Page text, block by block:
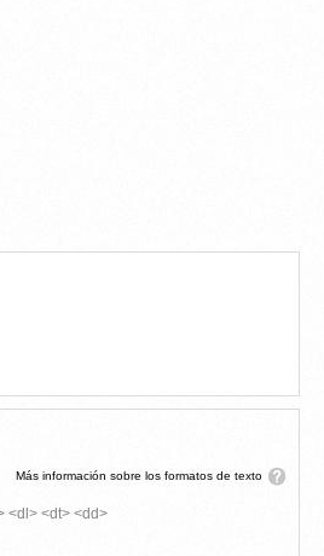
Más información sobre los formatos de texto
<dl> <dt> <dd>